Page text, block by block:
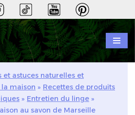
et astuces naturelles et
maison » Recettes de produits
» Entretien du linge »
au savon de Marseille